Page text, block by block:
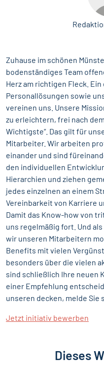
Zuhause im schönen
bodenständiges Team
Herz am richtigen Fleck.
Personallösungen sowie
vereinen uns. Unsere
zu erleichtern, frei nach
Wichtigste“. Das gilt für
Mitarbeiter. Wir arbeiten
einander und sind
den individuellen
Hierarchien und ziehen
jedes einzelnen an einem
Vereinbarkeit von Karriere
Damit das Know-how von
uns regelmäßig fort. Und
wir unseren Mitarbeitern
Benefits mit vielen
besonders über die vielen
sind schließlich Ihre neuen
einer Empfehlung
unseren decken, melde Sie
Jetzt initiativ bewerben
Dieses